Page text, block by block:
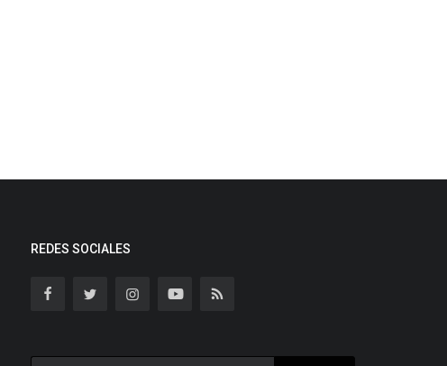
REDES SOCIALES